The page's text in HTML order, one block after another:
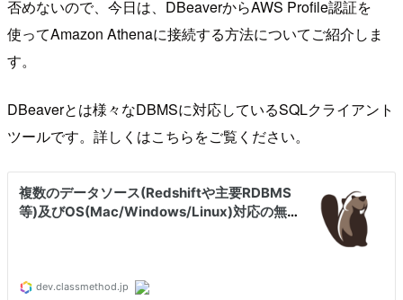
否めないので、今日は、DBeaverからAWS Profile認証を
使ってAmazon Athenaに接続する方法についてご紹介しま
す。
DBeaverとは様々なDBMSに対応しているSQLクライアント
ツールです。詳しくはこちらをご覧ください。